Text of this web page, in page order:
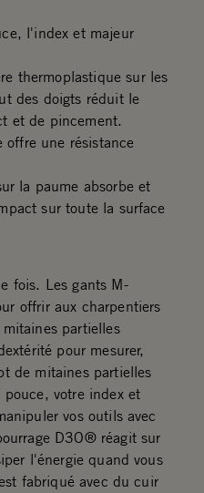
l'index et majeur
thermoplastique sur les
des doigts réduit le
et de pincement.
offre une résistance
la paume absorbe et
sur toute la surface
fois. Les gants M-
offrir aux charpentiers
partielles
pour mesurer,
de mitaines partielles
votre index et
vos outils avec
D3O® réagit sur
l'énergie quand vous
fabriqué avec du cuir